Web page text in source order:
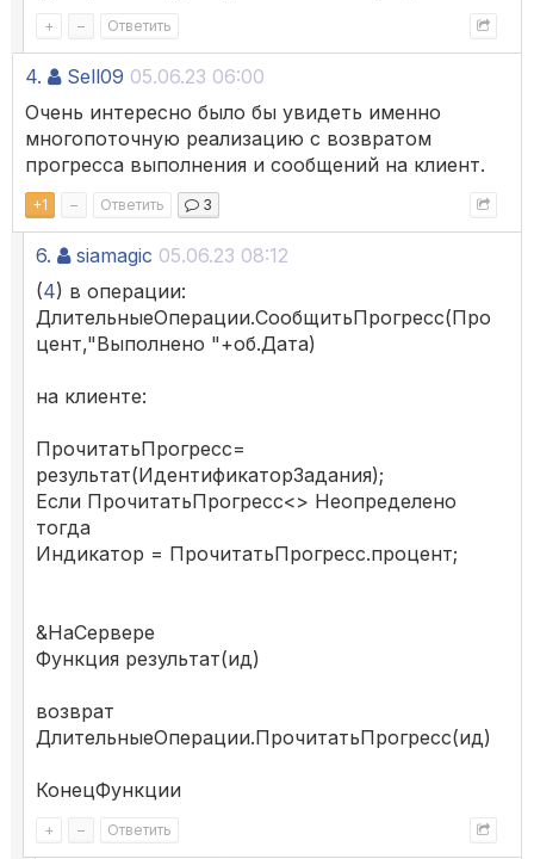
+ – Ответить
4. Sell09 05.06.23 06:00
Очень интересно было бы увидеть именно
многопоточную реализацию с возвратом
прогресса выполнения и сообщений на клиент.
+1 – Ответить 3
6. siamagic 05.06.23 08:12
(4) в операции:
ДлительныеОперации.СообщитьПрогресс(Про
цент,"Выполнено "+об.Дата)
на клиенте:
ПрочитатьПрогресс=
результат(ИдентификаторЗадания);
Если ПрочитатьПрогресс<> Неопределено
тогда
Индикатор = ПрочитатьПрогресс.процент;
&НаСервере
Функция результат(ид)
возврат
ДлительныеОперации.ПрочитатьПрогресс(ид)
КонецФункции
+ – Ответить